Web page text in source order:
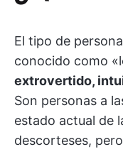
El tipo de
conocido como
extrovertido,
Son personas a
estado actual de
descorteses,